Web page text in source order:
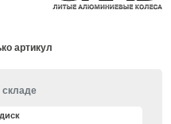
артикул
складе